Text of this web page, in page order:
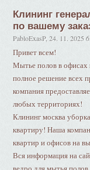
Клининг
по вашему
PabloExasP,24. 11. 2025
Привет всем!
Мытье полов в офисах
полное решение всех
компания
любых территориях!
Клининг москва
квартиру! Наша
квартир и офисов на
Вся информация на